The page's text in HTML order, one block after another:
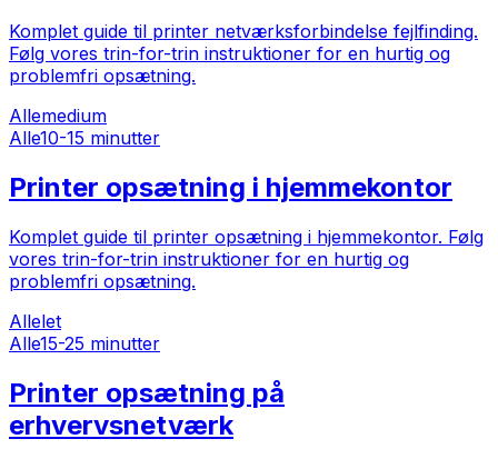
Komplet guide til printer netværksforbindelse fejlfinding.
Følg vores trin-for-trin instruktioner for en hurtig og
problemfri opsætning.
Allemedium
Alle10-15 minutter
Printer opsætning i hjemmekontor
Komplet guide til printer opsætning i hjemmekontor. Følg
vores trin-for-trin instruktioner for en hurtig og
problemfri opsætning.
Allelet
Alle15-25 minutter
Printer opsætning på
erhvervsnetværk